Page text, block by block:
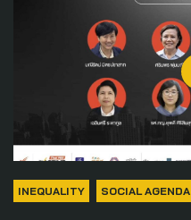
INEQUALITY SOCIAL AGENDA